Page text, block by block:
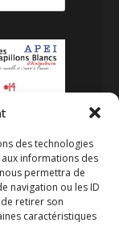
des technologies
informations des
permettra de
navigation ou les ID
retirer son
caractéristiques
#2